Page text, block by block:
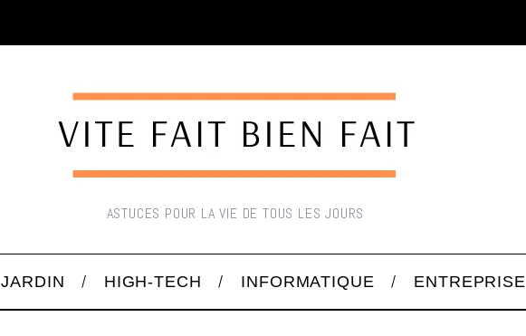
ASTUCES POUR LA VIE DE TOUS LES JOURS
JARDIN HIGH-TECH INFORMATIQUE ENTREPRISE